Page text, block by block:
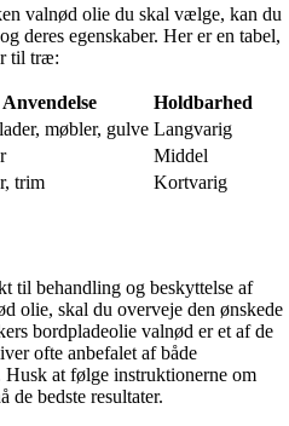
valnød olie du skal vælge, kan du
deres egenskaber. Her er en tabel,
til træ:
Anvendelse
Holdbarhed
møbler, gulve Langvarig
Middel
trim Kortvarig
til behandling og beskyttelse af
olie, skal du overveje den ønskede
bordpladeolie valnød er et af de
ofte anbefalet af både
at følge instruktionerne om
bedste resultater.